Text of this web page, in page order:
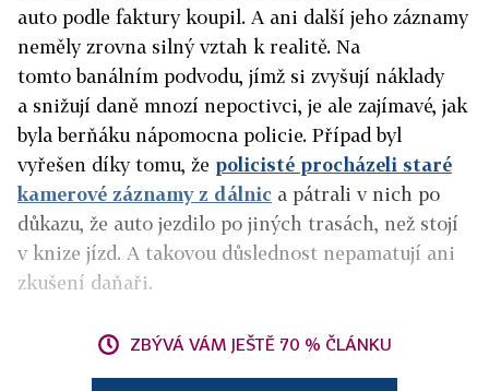
auto podle faktury koupil. A ani další jeho záznamy
neměly zrovna silný vztah k realitě. Na
tomto banálním podvodu, jímž si zvyšují náklady
a snižují daně mnozí nepoctivci, je ale zajímavé, jak
byla berňáku nápomocna policie. Případ byl
vyřešen díky tomu, že policisté procházeli staré
kamerové záznamy z dálnic a pátrali v nich po
důkazu, že auto jezdilo po jiných trasách, než stojí
v knize jízd. A takovou důslednost nepamatují ani
zkušení daňaři.
ZBÝVÁ VÁM JEŠTĚ 70 % ČLÁNKU